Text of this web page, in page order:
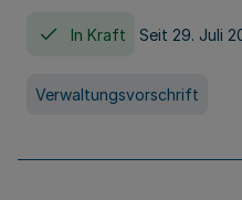
In Kraft Seit 29. Juli
Verwaltungsvorschrift